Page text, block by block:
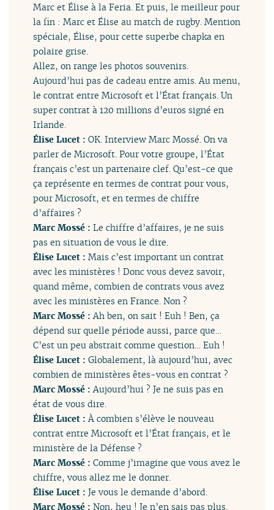
Marc et Élise à la Feria. Et puis, le meilleur pour
la fin : Marc et Élise au match de rugby. Mention
spéciale, Élise, pour cette superbe chapka en
polaire grise.
Allez, on range les photos souvenirs.
Aujourd’hui pas de cadeau entre amis. Au menu,
le contrat entre Microsoft et l’État français. Un
super contrat à 120 millions d’euros signé en
Irlande.
Élise Lucet : OK. Interview Marc Mossé. On va
parler de Microsoft. Pour votre groupe, l’État
français c’est un partenaire clef. Qu’est-ce que
ça représente en termes de contrat pour vous,
pour Microsoft, et en termes de chiffre
d’affaires ?
Marc Mossé : Le chiffre d’affaires, je ne suis
pas en situation de vous le dire.
Élise Lucet : Mais c’est important un contrat
avec les ministères ! Donc vous devez savoir,
quand même, combien de contrats vous avez
avec les ministères en France. Non ?
Marc Mossé : Ah ben, on sait ! Euh ! Ben, ça
dépend sur quelle période aussi, parce que…
C’est un peu abstrait comme question… Euh !
Élise Lucet : Globalement, là aujourd’hui, avec
combien de ministères êtes-vous en contrat ?
Marc Mossé : Aujourd’hui ? Je ne suis pas en
état de vous dire.
Élise Lucet : À combien s’élève le nouveau
contrat entre Microsoft et l’État français, et le
ministère de la Défense ?
Marc Mossé : Comme j’imagine que vous avez le
chiffre, vous allez me le donner.
Élise Lucet : Je vous le demande d’abord.
Marc Mossé : Non, heu ! Je n’en sais pas plus.